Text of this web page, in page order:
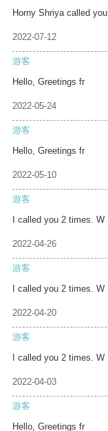
Horny Shriya called you
2022-07-12
游客
Hello, Greetings fr
2022-05-24
游客
Hello, Greetings fr
2022-05-10
游客
I called you 2 times. W
2022-04-26
游客
I called you 2 times. W
2022-04-20
游客
I called you 2 times. W
2022-04-03
游客
Hello, Greetings fr